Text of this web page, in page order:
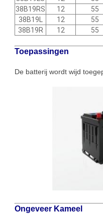
38B19RS
12 55
38B19L
12 55
38B19R
12 55
Toepassingen
De batterij wordt wijd
Ongeveer Kameel